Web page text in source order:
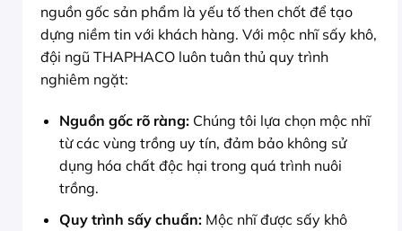
nguồn gốc sản phẩm là yếu tố then chốt để tạo
dựng niềm tin với khách hàng. Với mộc nhĩ sấy khô,
đội ngũ THAPHACO luôn tuân thủ quy trình
nghiêm ngặt:
Nguồn gốc rõ ràng:Chúng tôi lựa chọn mộc nhĩ
từ các vùng trồng uy tín, đảm bảo không sử
dụng hóa chất độc hại trong quá trình nuôi
trồng.
Quy trình sấy chuẩn:Mộc nhĩ được sấy khô